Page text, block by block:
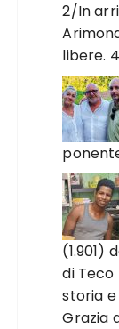
2/In
libere.
(1.901)
di Teco
storia e
Grazia